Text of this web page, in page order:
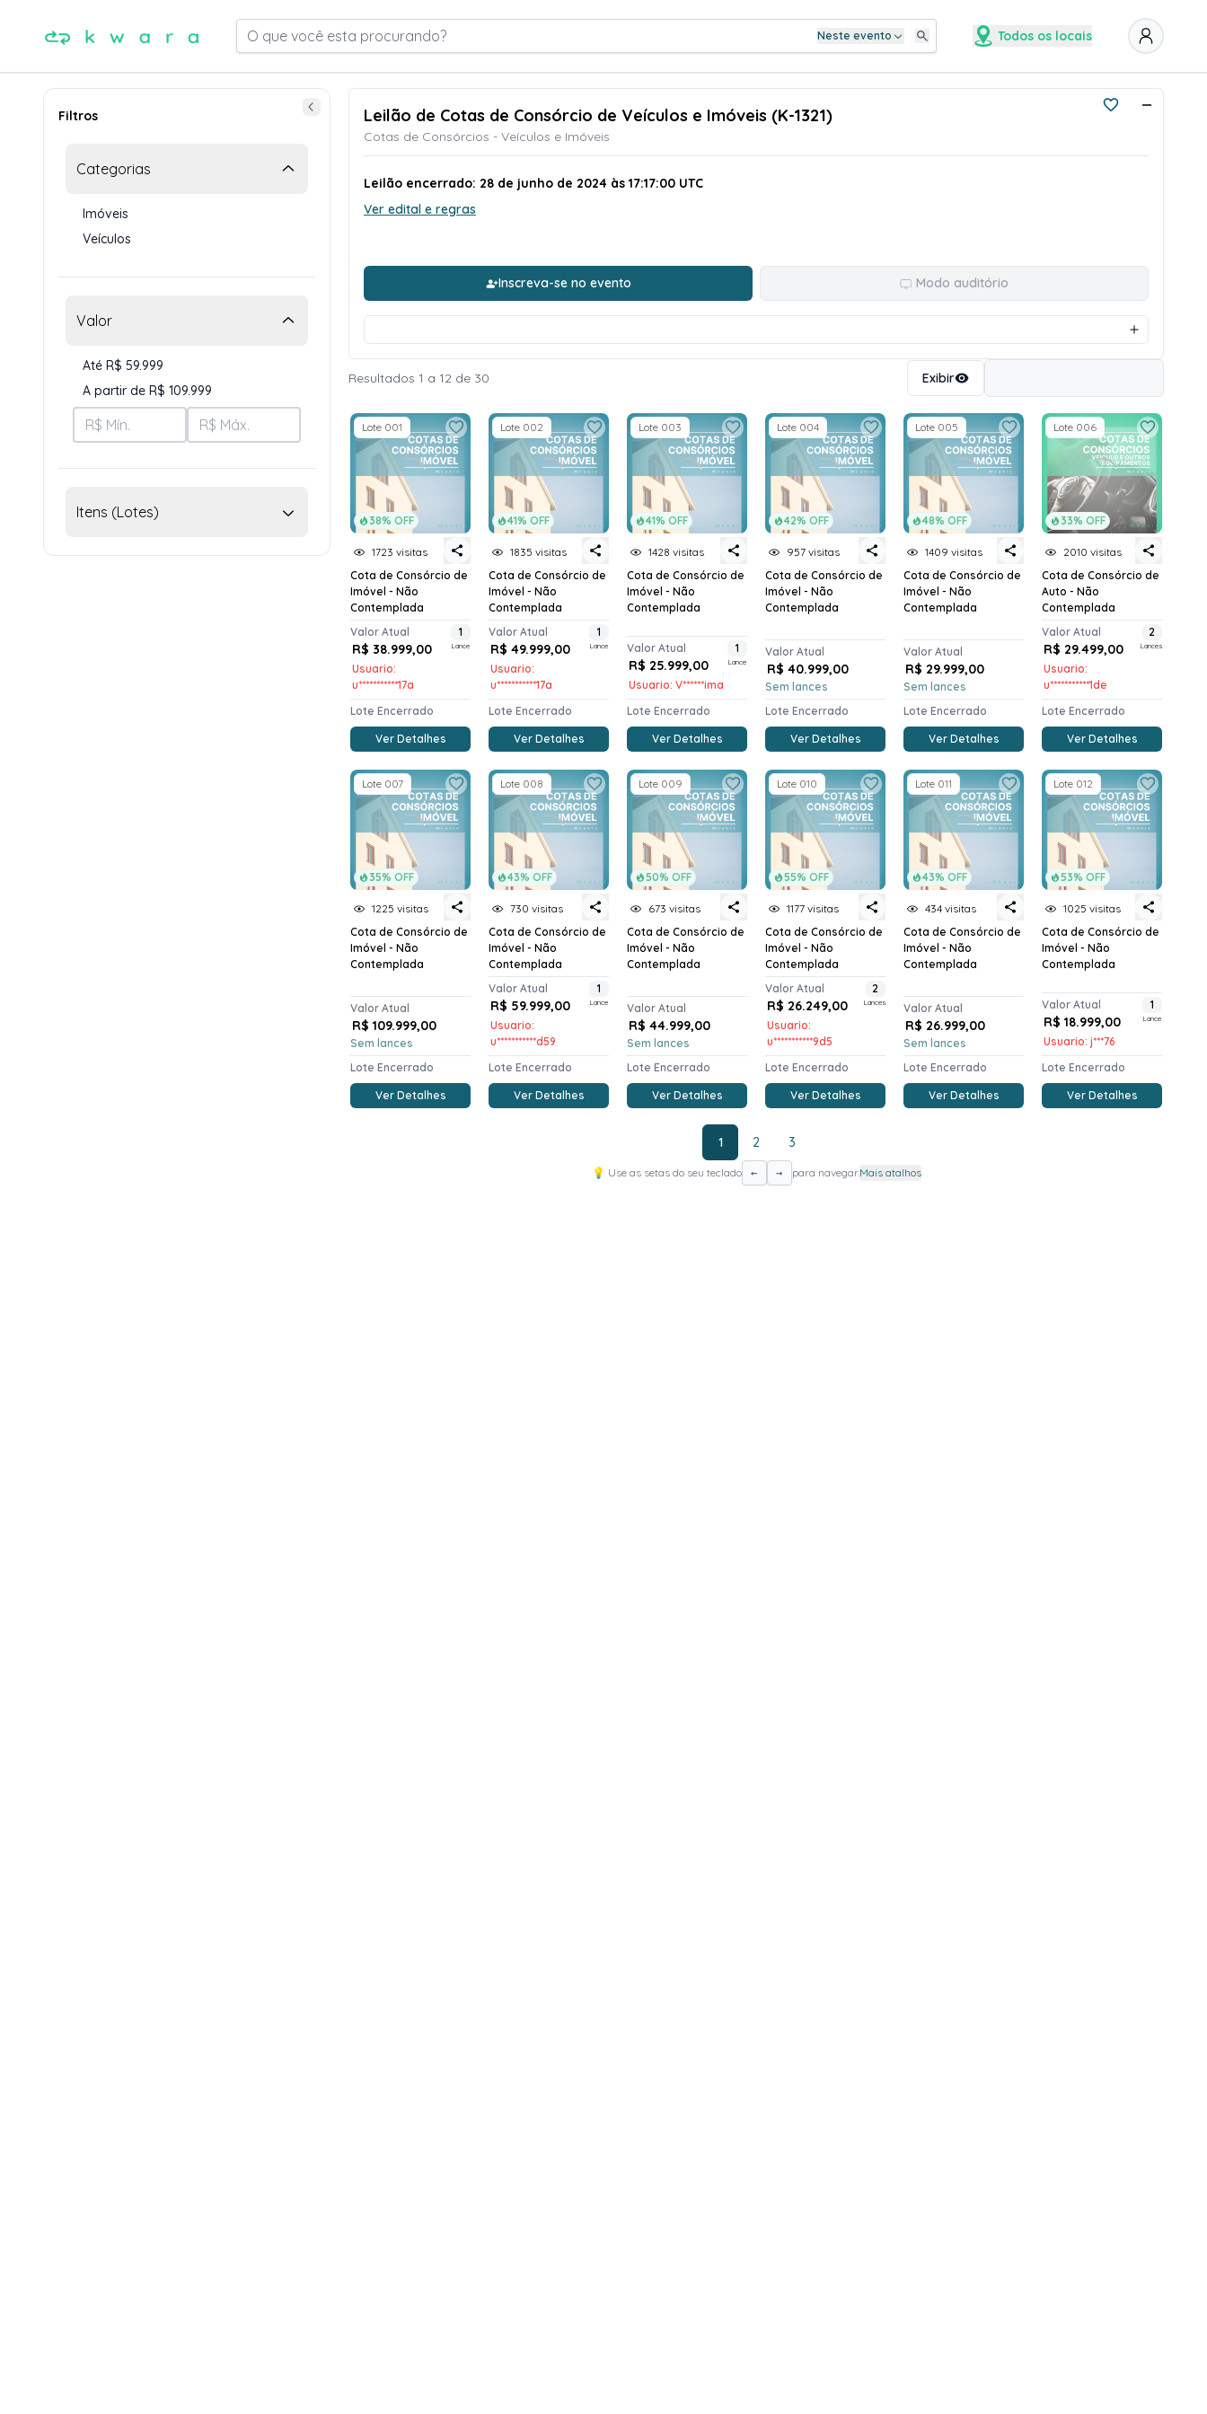
O que você esta procurando? Neste evento Todos os locais
Filtros
Categorias
Imóveis
Veículos
Valor
Até R$ 59.999
A partir de R$ 109.999
Itens (Lotes)
Leilão de Cotas de Consórcio de Veículos e Imóveis (K-1321)
Cotas de Consórcios - Veículos e Imóveis
Leilão encerrado: 28 de junho de 2024 às 17:17:00 UTC
Ver edital e regras
Inscreva-se no evento Modo auditório
Resultados 1 a 12 de 30 Exibir
38% OFF
Lote 001
1723 visitas
Cota de Consórcio de
Imóvel - Não
Contemplada
Valor Atual
R$ 38.999,00
Usuario:
u***********17a
1
Lance
Lote Encerrado
Ver Detalhes
41% OFF
Lote 002
1835 visitas
Cota de Consórcio de
Imóvel - Não
Contemplada
Valor Atual
R$ 49.999,00
Usuario:
u***********17a
1
Lance
Lote Encerrado
Ver Detalhes
41% OFF
Lote 003
1428 visitas
Cota de Consórcio de
Imóvel - Não
Contemplada
Valor Atual
R$ 25.999,00
Usuario: V******ima
1
Lance
Lote Encerrado
Ver Detalhes
42% OFF
Lote 004
957 visitas
Cota de Consórcio de
Imóvel - Não
Contemplada
Valor Atual
R$ 40.999,00
Sem lances
Lote Encerrado
Ver Detalhes
48% OFF
Lote 005
1409 visitas
Cota de Consórcio de
Imóvel - Não
Contemplada
Valor Atual
R$ 29.999,00
Sem lances
Lote Encerrado
Ver Detalhes
33% OFF
Lote 006
2010 visitas
Cota de Consórcio de
Auto - Não
Contemplada
Valor Atual
R$ 29.499,00
Usuario:
u***********1de
2
Lances
Lote Encerrado
Ver Detalhes
35% OFF
Lote 007
1225 visitas
Cota de Consórcio de
Imóvel - Não
Contemplada
Valor Atual
R$ 109.999,00
Sem lances
Lote Encerrado
Ver Detalhes
43% OFF
Lote 008
730 visitas
Cota de Consórcio de
Imóvel - Não
Contemplada
Valor Atual
R$ 59.999,00
Usuario:
u***********d59
1
Lance
Lote Encerrado
Ver Detalhes
50% OFF
Lote 009
673 visitas
Cota de Consórcio de
Imóvel - Não
Contemplada
Valor Atual
R$ 44.999,00
Sem lances
Lote Encerrado
Ver Detalhes
55% OFF
Lote 010
1177 visitas
Cota de Consórcio de
Imóvel - Não
Contemplada
Valor Atual
R$ 26.249,00
Usuario:
u***********9d5
2
Lances
Lote Encerrado
Ver Detalhes
43% OFF
Lote 011
434 visitas
Cota de Consórcio de
Imóvel - Não
Contemplada
Valor Atual
R$ 26.999,00
Sem lances
Lote Encerrado
Ver Detalhes
53% OFF
Lote 012
1025 visitas
Cota de Consórcio de
Imóvel - Não
Contemplada
Valor Atual
R$ 18.999,00
Usuario: j***76
1
Lance
Lote Encerrado
Ver Detalhes
1 2 3
💡 Use as setas do seu teclado ← → para navegar.Mais atalhos